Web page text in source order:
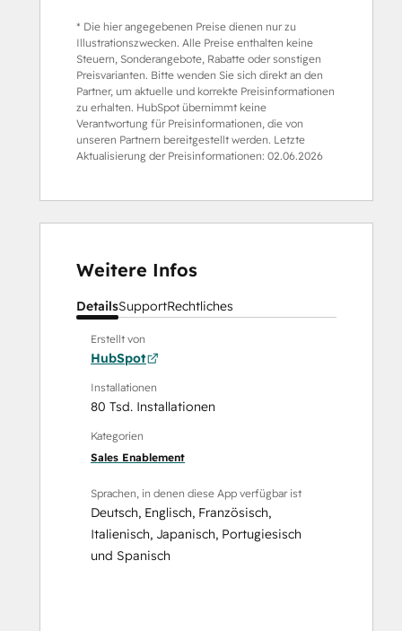
* Die hier angegebenen Preise dienen nur zu
Illustrationszwecken. Alle Preise enthalten keine
Steuern, Sonderangebote, Rabatte oder sonstigen
Preisvarianten. Bitte wenden Sie sich direkt an den
Partner, um aktuelle und korrekte Preisinformationen
zu erhalten. HubSpot übernimmt keine
Verantwortung für Preisinformationen, die von
unseren Partnern bereitgestellt werden. Letzte
Aktualisierung der Preisinformationen: 02.06.2026
Weitere Infos
DetailsSupportRechtliches
Erstellt von
HubSpot
Installationen
80 Tsd. Installationen
Kategorien
Sales Enablement
Sprachen, in denen diese App verfügbar ist
Deutsch, Englisch, Französisch,
Italienisch, Japanisch, Portugiesisch
und Spanisch